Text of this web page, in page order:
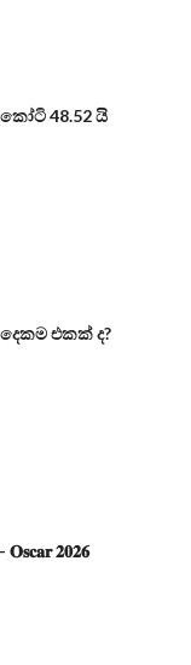
48.52 යි
දෙකම එකක් ද?
𝐎𝐬𝐜𝐚𝐫 𝟐𝟎𝟐𝟔